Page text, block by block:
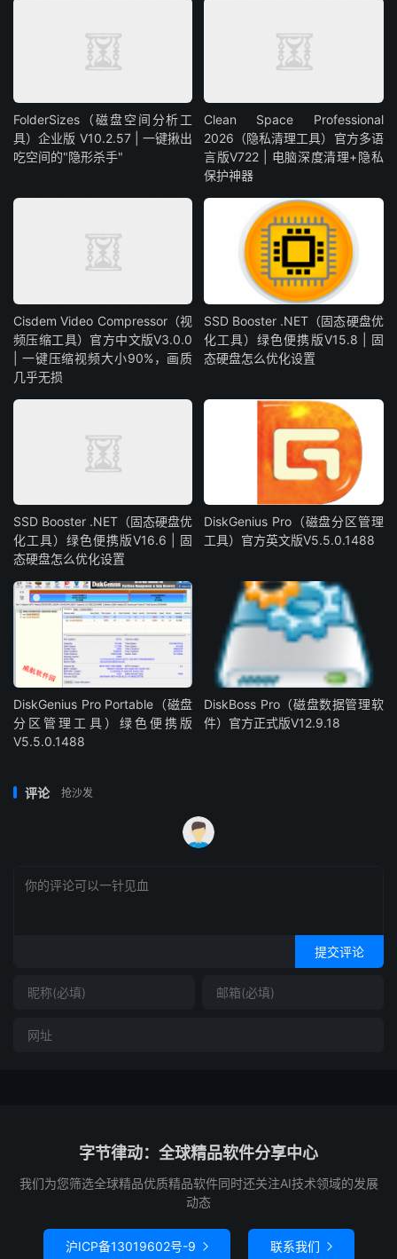
FolderSizes（磁盘空间分析工
具）企业版 V10.2.57 | 一键揪出
吃空间的"隐形杀手"
Clean Space Professional
2026（隐私清理工具）官方多语
言版V722 | 电脑深度清理+隐私
保护神器
Cisdem Video Compressor（视
频压缩工具）官方中文版V3.0.0
| 一键压缩视频大小90%，画质
几乎无损
SSD Booster .NET（固态硬盘优
化工具）绿色便携版V15.8 | 固
态硬盘怎么优化设置
SSD Booster .NET（固态硬盘优
化工具）绿色便携版V16.6 | 固
态硬盘怎么优化设置
DiskGenius Pro（磁盘分区管理
工具）官方英文版V5.5.0.1488
DiskGenius Pro Portable（磁盘
分区管理工具）绿色便携版
V5.5.0.1488
DiskBoss Pro（磁盘数据管理软
件）官方正式版V12.9.18
评论 抢沙发
提交评论
字节律动：全球精品软件分享中心
我们为您筛选全球精品优质精品软件同时还关注AI技术领域的发展
动态
沪ICP备13019602号-9  联系我们 